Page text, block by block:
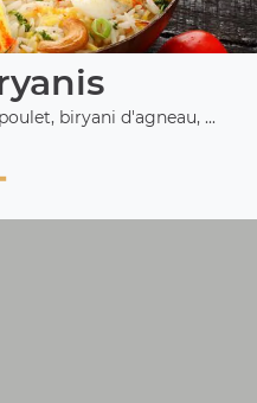
biryani d'agneau, ...